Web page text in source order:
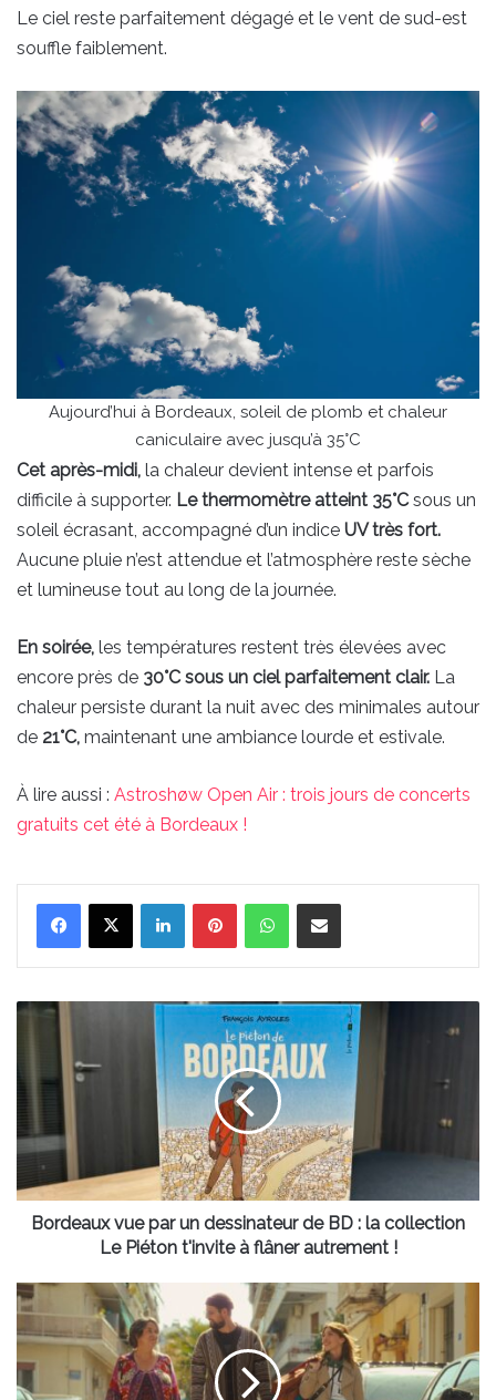
Le ciel reste parfaitement dégagé et le vent de sud-est
souffle faiblement.
Aujourd’hui à Bordeaux, soleil de plomb et chaleur
caniculaire avec jusqu’à 35°C
Cet après-midi, la chaleur devient intense et parfois
difficile à supporter. Le thermomètre atteint 35°Csous un
soleil écrasant, accompagné d’un indice UV très fort.
Aucune pluie n’est attendue et l’atmosphère reste sèche
et lumineuse tout au long de la journée.
En soirée, les températures restent très élevées avec
encore près de 30°C sous un ciel parfaitement clair. La
chaleur persiste durant la nuit avec des minimales autour
de 21°C, maintenant une ambiance lourde et estivale.
À lire aussi : Astroshøw Open Air : trois jours de concerts
gratuits cet été à Bordeaux !
LinkedinPinterestWhatsAppPartager par email
Bordeaux
un
de
BD
la
collection
t'invite
à
flâner
autrement
!
Bordeaux vue par un dessinateur de BD : la collection
Le Piéton t'invite à flâner autrement !
“Tout
va
super”
:
le